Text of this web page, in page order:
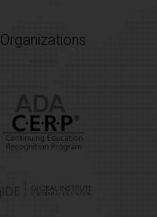
Organizations